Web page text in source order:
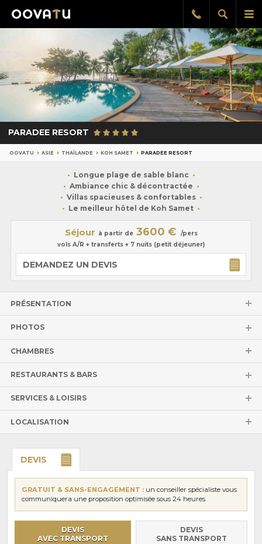
le
Afficher
la
Rappel
gratuit
PARADEE RESORT
OOVATU ASIE THAÏLANDE KOH SAMET PARADEE RESORT
Longue plage de sable blanc
Ambiance chic & décontractée
Villas spacieuses & confortables
Le meilleur hôtel de Koh Samet
Séjour à partir de 3600 €
/pers
vols A/R + transferts + 7 nuits (petit déjeuner)
DEMANDEZ UN DEVIS
PRÉSENTATION
PHOTOS
CHAMBRES
RESTAURANTS & BARS
SERVICES & LOISIRS
LOCALISATION
DEVIS
GRATUIT & SANS-ENGAGEMENT : un conseiller spécialiste vous
communiquera une proposition optimisée sous 24 heures.
DEVIS
AVEC TRANSPORT
DEVIS
SANS TRANSPORT